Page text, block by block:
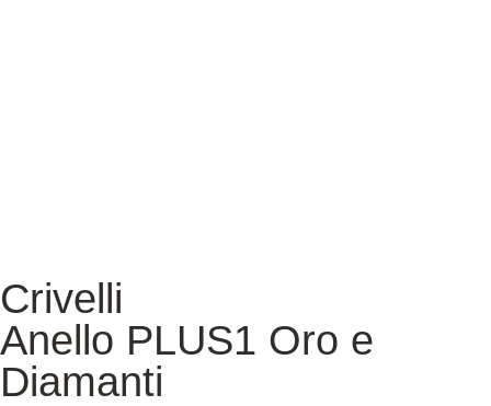
Crivelli
Anello PLUS1 Oro e
Diamanti